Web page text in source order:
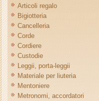
Articoli regalo
Bigiotteria
Cancelleria
Corde
Cordiere
Custodie
Leggii, porta-leggii
Materiale per liuteria
Mentoniere
Metronomi, accordatori